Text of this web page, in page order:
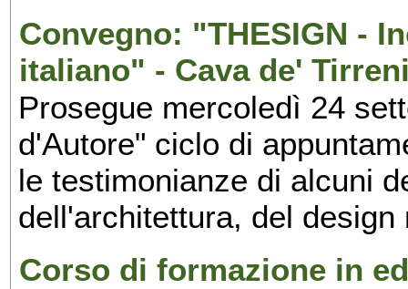
Convegno: "THESIGN -
italiano" - Cava de'
Prosegue mercoledì 24
d'Autore" ciclo di
le testimonianze di alcuni
dell'architettura, del
Corso di formazione in